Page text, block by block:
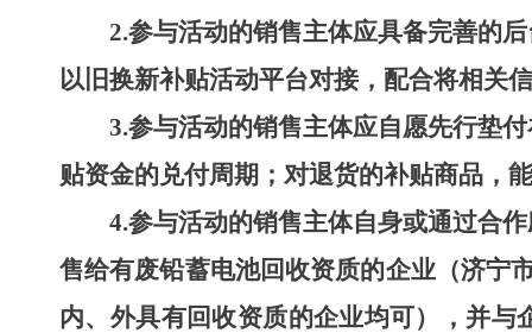
2.参与活动的销售主体应具备完善的
以旧换新补贴活动平台对接，配合将相关
3.参与活动的销售主体应自愿先行垫
贴资金的兑付周期；对退货的补贴商品，
4.参与活动的销售主体自身或通过合
售给有废铅蓄电池回收资质的企业（济宁
内、外具有回收资质的企业均可），并